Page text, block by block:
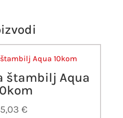
štambilj Aqua
5,03 €